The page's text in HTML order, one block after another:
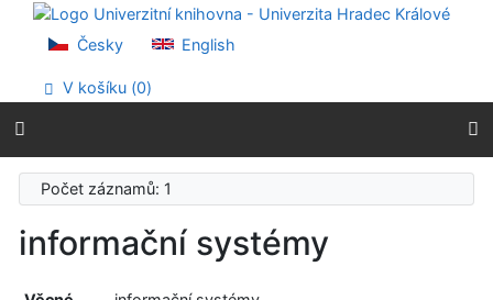
Přejít na obsah
Přejít na menu
Prohlášení o webové přístupnosti
Česky English
V košíku (0)
Počet záznamů: 1
informační systémy